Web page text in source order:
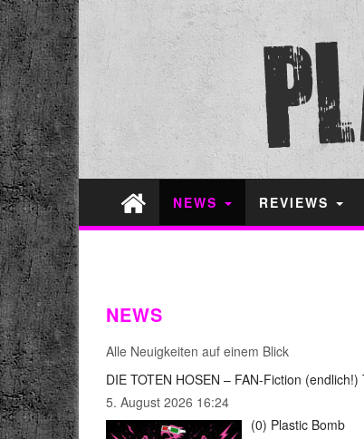
NEWS REVIEWS
NEWS
Alle Neuigkeiten auf einem Blick
DIE TOTEN HOSEN – FAN-Fiction (endlich!)
5. August 2026 16:24
(0) Plastic Bomb